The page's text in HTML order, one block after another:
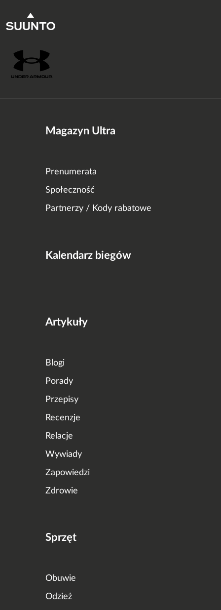
Magazyn Ultra
Prenumerata
Społeczność
Partnerzy / Kody rabatowe
Kalendarz biegów
Artykuły
Blogi
Porady
Przepisy
Recenzje
Relacje
Wywiady
Zapowiedzi
Zdrowie
Sprzęt
Obuwie
Odzież